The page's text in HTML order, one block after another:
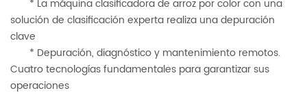
* La máquina clasificadora de arroz por color con una
solución de clasificación experta realiza una depuración
clave
* Depuración, diagnóstico y mantenimiento remotos.
Cuatro tecnologías fundamentales para garantizar sus
operaciones